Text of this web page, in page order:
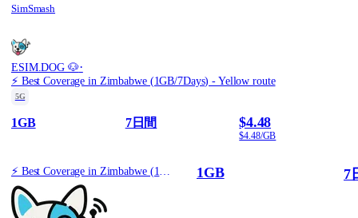
SimSmash
ESIM.DOG 🐶·
⚡️ Best Coverage in Zimbabwe (1GB/7Days) - Yellow route
5G
1GB 7日間 $4.48
$4.48/GB
1GB 7